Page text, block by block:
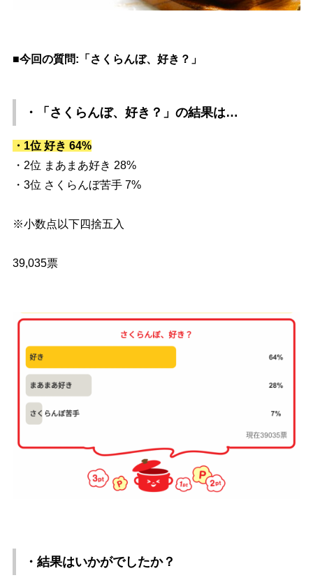
■今回の質問:「さくらんぼ、好き？」
・「さくらんぼ、好き？」 の結果は…
・1位 好き 64%
・2位 まあまあ好き 28%
・3位 さくらんぼ苦手 7%
※小数点以下四捨五入
39,035票
・結果はいかがでしたか？